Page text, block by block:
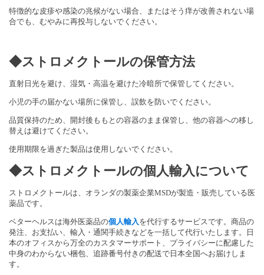
特徴的な皮疹や感染の兆候がない場合、またはそう痒が改善されない場
合でも、むやみに再投与しないでください。
◆ストロメクトールの保管方法
直射日光を避け、湿気・高温を避けた冷暗所で保管してください。
小児の手の届かない場所に保管し、誤飲を防いでください。
品質保持のため、開封後ももとの容器のまま保管し、 他の容器への移し
替えは避けてください。
使用期限を過ぎた製品は使用しないでください。
◆ストロメクトールの個人輸入について
ストロメクトールは、オランダの製薬企業MSDが製造・ 販売している医
薬品です。
ベターヘルスは海外医薬品の個人輸入 を代行するサービスです。 商品の
発注、お支払い、輸入・ 通関手続きなどを一括して代行いたします。
日
本のオフィスから万全のカスタマーサポート、 プライバシーに配慮した
中身のわからない梱包、 追跡番号付きの配送で日本全国へお届けしま
す。